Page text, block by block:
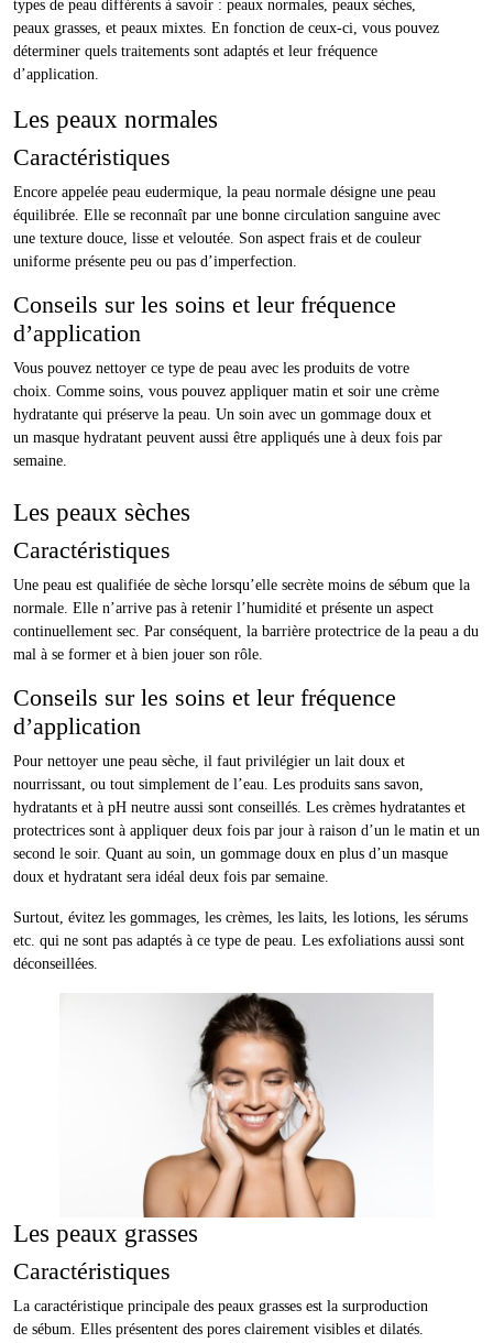
types de peau différents à savoir : peaux normales, peaux sèches,
peaux grasses, et peaux mixtes. En fonction de ceux-ci, vous pouvez
déterminer quels traitements sont adaptés et leur fréquence
d’application.
Les peaux normales
Caractéristiques
Encore appelée peau eudermique, la peau normale désigne une peau
équilibrée. Elle se reconnaît par une bonne circulation sanguine avec
une texture douce, lisse et veloutée. Son aspect frais et de couleur
uniforme présente peu ou pas d’imperfection.
Conseils sur les soins et leur fréquence
d’application
Vous pouvez nettoyer ce type de peau avec les produits de votre
choix. Comme soins, vous pouvez appliquer matin et soir une crème
hydratante qui préserve la peau. Un soin avec un gommage doux et
un masque hydratant peuvent aussi être appliqués une à deux fois par
semaine.
Les peaux sèches
Caractéristiques
Une peau est qualifiée de sèche lorsqu’elle secrète moins de sébum que la
normale. Elle n’arrive pas à retenir l’humidité et présente un aspect
continuellement sec. Par conséquent, la barrière protectrice de la peau a du
mal à se former et à bien jouer son rôle.
Conseils sur les soins et leur fréquence
d’application
Pour nettoyer une peau sèche, il faut privilégier un lait doux et
nourrissant, ou tout simplement de l’eau. Les produits sans savon,
hydratants et à pH neutre aussi sont conseillés. Les crèmes hydratantes et
protectrices sont à appliquer deux fois par jour à raison d’un le matin et un
second le soir. Quant au soin, un gommage doux en plus d’un masque
doux et hydratant sera idéal deux fois par semaine.
Surtout, évitez les gommages, les crèmes, les laits, les lotions, les sérums
etc. qui ne sont pas adaptés à ce type de peau. Les exfoliations aussi sont
déconseillées.
Les peaux grasses
Caractéristiques
La caractéristique principale des peaux grasses est la surproduction
de sébum. Elles présentent des pores clairement visibles et dilatés.